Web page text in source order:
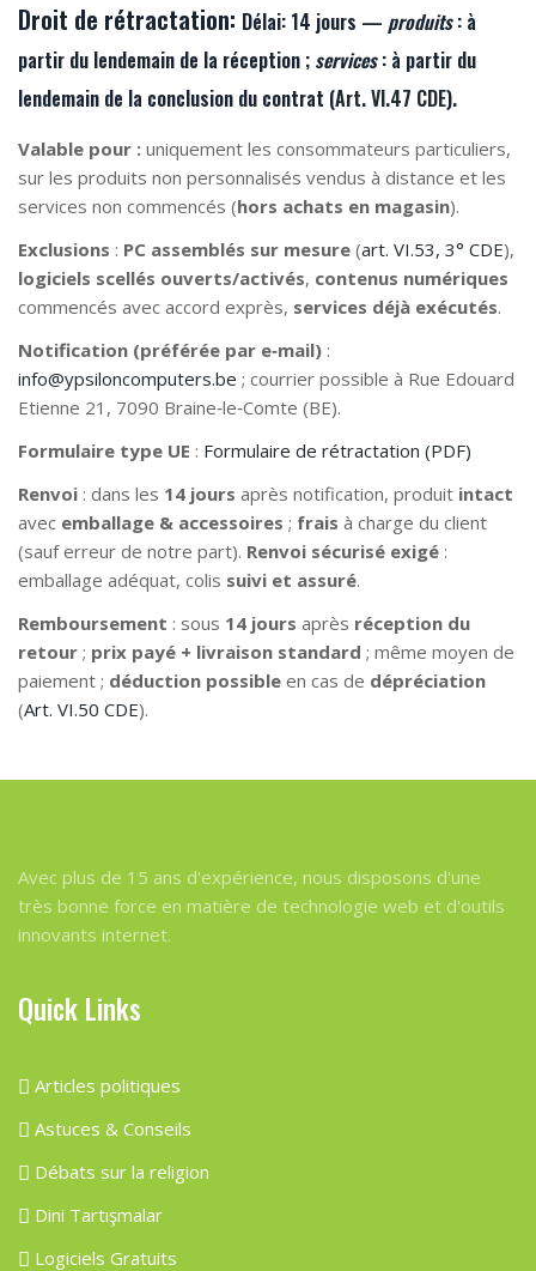
Droit de rétractation: Délai: 14 jours — produits: à
partir du lendemain de la réception ; services: à partir du
lendemain de la conclusion du contrat (Art. VI.47 CDE).
Valable pour : uniquement les consommateurs particuliers,
sur les produits non personnalisés vendus à distance et les
services non commencés (hors achats en magasin).
Exclusions : PC assemblés sur mesure (art. VI.53, 3° CDE),
logiciels scellés ouverts/activés, contenus numériques
commencés avec accord exprès, services déjà exécutés.
Notification (préférée par e‑mail) :
info@ypsiloncomputers.be ; courrier possible à Rue Edouard
Etienne 21, 7090 Braine‑le‑Comte (BE).
Formulaire type UE : Formulaire de rétractation (PDF)
Renvoi : dans les 14 jours après notification, produit intact
avec emballage & accessoires ; frais à charge du client
(sauf erreur de notre part). Renvoi sécurisé exigé :
emballage adéquat, colis suivi et assuré.
Remboursement : sous 14 jours après réception du
retour ; prix payé + livraison standard ; même moyen de
paiement ; déduction possible en cas de dépréciation
(Art. VI.50 CDE).
Avec plus de 15 ans d'expérience, nous disposons d'une
très bonne force en matière de technologie web et d'outils
innovants internet.
Quick Links
Articles politiques
Astuces & Conseils
Débats sur la religion
Dini Tartışmalar
Logiciels Gratuits